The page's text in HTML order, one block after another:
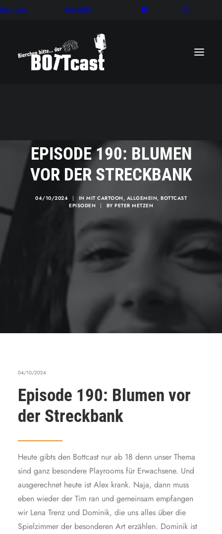
uns Kontakt
EPISODE 190: BLUMEN
VOR DER STRECKBANK
04/10/2024 | IN MIT CARTOON, ALLGEMEIN, BOTTCAST
EPISODEN
| BY PETER METZEN
04/10/2024
Episode 190: Blumen vor
der Streckbank
Heute gibts den Bottcast nur ab 18 denn unser Thema
sind ganz besondere Playrooms für Erwachsene. Und
ausgerechnet heute ist Alex krank. Naja, dann muss
eben wieder der Tim ran und gemeinsam empfangen
wir Lena Trenz und Dominik, die uns alles über die
Spielzimmer der besonderen Art erzählen. Dominik ist